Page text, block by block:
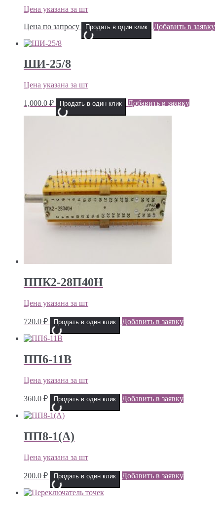
Цена указана за шт
Цена по запросу Продать в один клик Добавить в заявку
ШИ-25/8
Цена указана за шт
1,000.0 ₽ Продать в один клик Добавить в заявку
ППК2-28П40Н
Цена указана за шт
720.0 ₽ Продать в один клик Добавить в заявку
ПП6-11В
Цена указана за шт
360.0 ₽ Продать в один клик Добавить в заявку
ПП8-1(А)
Цена указана за шт
200.0 ₽ Продать в один клик Добавить в заявку